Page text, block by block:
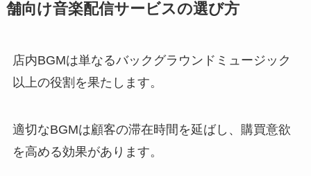
舗向け音楽配信サービスの選び方
店内BGMは単なるバックグラウンドミュージック
以上の役割を果たします。
適切なBGMは顧客の滞在時間を延ばし、購買意欲
を高める効果があります。